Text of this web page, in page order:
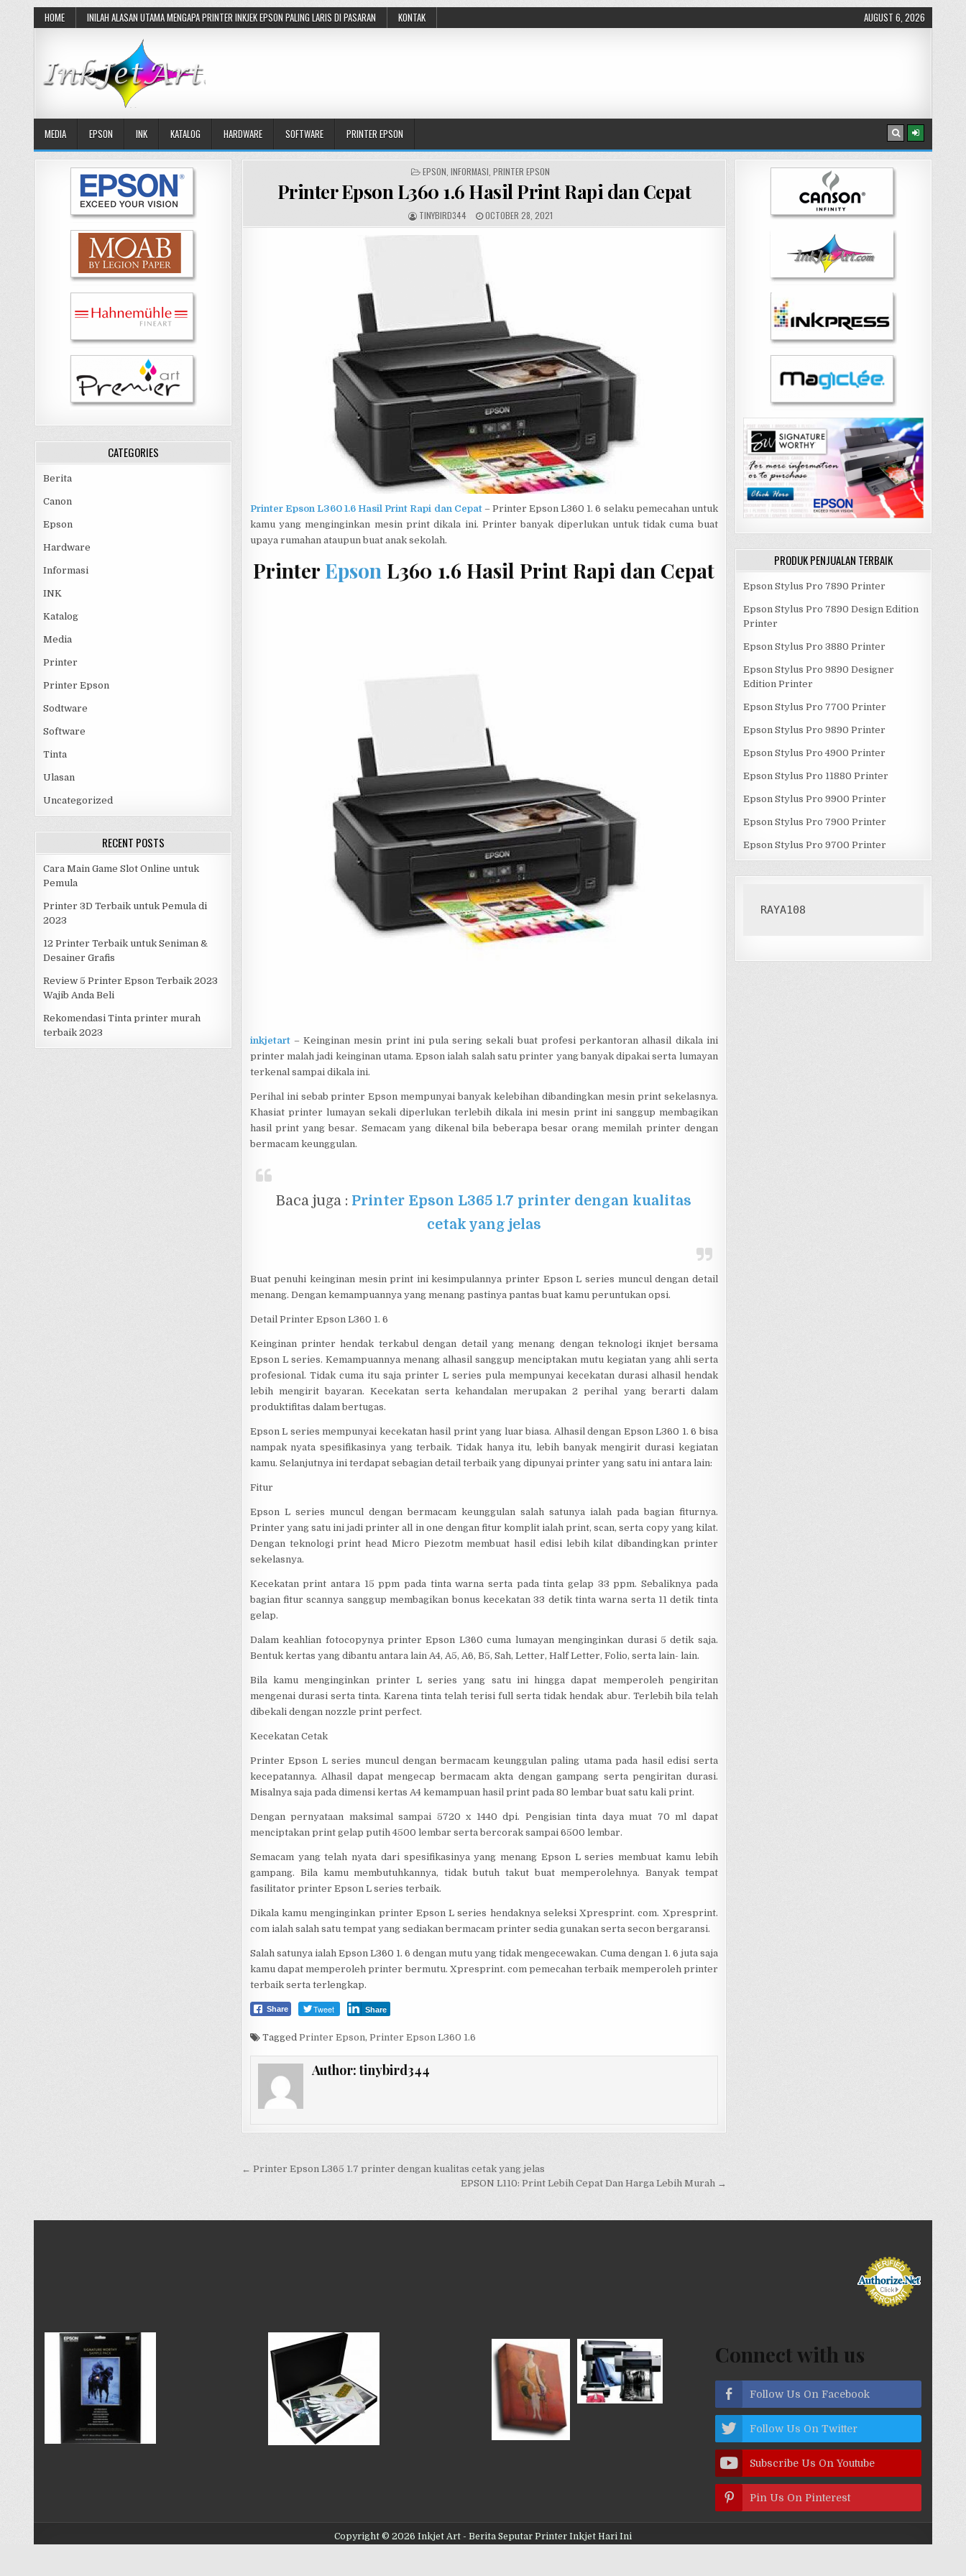
HOME INILAH ALASAN UTAMA MENGAPA PRINTER INKJEK EPSON PALING LARIS DI PASARAN KONTAK AUGUST 6, 2026
MEDIA EPSON INK KATALOG HARDWARE SOFTWARE PRINTER EPSON
POSTED
IN
EPSON INFORMASI PRINTER EPSON
Printer Epson L360 1.6 Hasil Print Rapi dan Cepat
AUTHOR:
TINYBIRD344
PUBLISHED
DATE:
OCTOBER 28, 2021
Printer Epson L360 1.6 Hasil Print Rapi dan Cepat– Printer Epson L360 1. 6 selaku pemecahan untuk
kamu yang menginginkan mesin print dikala ini. Printer banyak diperlukan untuk tidak cuma buat
upaya rumahan ataupun buat anak sekolah.
PrinterEpson L360 1.6 Hasil Print Rapi dan Cepat
inkjetart– Keinginan mesin print ini pula sering sekali buat profesi perkantoran alhasil dikala ini
printer malah jadi keinginan utama. Epson ialah salah satu printer yang banyak dipakai serta lumayan
terkenal sampai dikala ini.
Perihal ini sebab printer Epson mempunyai banyak kelebihan dibandingkan mesin print sekelasnya.
Khasiat printer lumayan sekali diperlukan terlebih dikala ini mesin print ini sanggup membagikan
hasil print yang besar. Semacam yang dikenal bila beberapa besar orang memilah printer dengan
bermacam keunggulan.
Baca juga : Printer Epson L365 1.7 printer dengan kualitas
cetak yang jelas
Buat penuhi keinginan mesin print ini kesimpulannya printer Epson L series muncul dengan detail
menang. Dengan kemampuannya yang menang pastinya pantas buat kamu peruntukan opsi.
Detail Printer Epson L360 1. 6
Keinginan printer hendak terkabul dengan detail yang menang dengan teknologi iknjet bersama
Epson L series. Kemampuannya menang alhasil sanggup menciptakan mutu kegiatan yang ahli serta
profesional. Tidak cuma itu saja printer L series pula mempunyai kecekatan durasi alhasil hendak
lebih mengirit bayaran. Kecekatan serta kehandalan merupakan 2 perihal yang berarti dalam
produktifitas dalam bertugas.
Epson L series mempunyai kecekatan hasil print yang luar biasa. Alhasil dengan Epson L360 1. 6 bisa
nampak nyata spesifikasinya yang terbaik. Tidak hanya itu, lebih banyak mengirit durasi kegiatan
kamu. Selanjutnya ini terdapat sebagian detail terbaik yang dipunyai printer yang satu ini antara lain:
Fitur
Epson L series muncul dengan bermacam keunggulan salah satunya ialah pada bagian fiturnya.
Printer yang satu ini jadi printer all in one dengan fitur komplit ialah print, scan, serta copy yang kilat.
Dengan teknologi print head Micro Piezotm membuat hasil edisi lebih kilat dibandingkan printer
sekelasnya.
Kecekatan print antara 15 ppm pada tinta warna serta pada tinta gelap 33 ppm. Sebaliknya pada
bagian fitur scannya sanggup membagikan bonus kecekatan 33 detik tinta warna serta 11 detik tinta
gelap.
Dalam keahlian fotocopynya printer Epson L360 cuma lumayan menginginkan durasi 5 detik saja.
Bentuk kertas yang dibantu antara lain A4, A5, A6, B5, Sah, Letter, Half Letter, Folio, serta lain- lain.
Bila kamu menginginkan printer L series yang satu ini hingga dapat memperoleh pengiritan
mengenai durasi serta tinta. Karena tinta telah terisi full serta tidak hendak abur. Terlebih bila telah
dibekali dengan nozzle print perfect.
Kecekatan Cetak
Printer Epson L series muncul dengan bermacam keunggulan paling utama pada hasil edisi serta
kecepatannya. Alhasil dapat mengecap bermacam akta dengan gampang serta pengiritan durasi.
Misalnya saja pada dimensi kertas A4 kemampuan hasil print pada 80 lembar buat satu kali print.
Dengan pernyataan maksimal sampai 5720 x 1440 dpi. Pengisian tinta daya muat 70 ml dapat
menciptakan print gelap putih 4500 lembar serta bercorak sampai 6500 lembar.
Semacam yang telah nyata dari spesifikasinya yang menang Epson L series membuat kamu lebih
gampang. Bila kamu membutuhkannya, tidak butuh takut buat memperolehnya. Banyak tempat
fasilitator printer Epson L series terbaik.
Dikala kamu menginginkan printer Epson L series hendaknya seleksi Xpresprint. com. Xpresprint.
com ialah salah satu tempat yang sediakan bermacam printer sedia gunakan serta secon bergaransi.
Salah satunya ialah Epson L360 1. 6 dengan mutu yang tidak mengecewakan. Cuma dengan 1. 6 juta saja
kamu dapat memperoleh printer bermutu. Xpresprint. com pemecahan terbaik memperoleh printer
terbaik serta terlengkap.
Share Tweet Share
Tagged Printer Epson, Printer Epson L360 1.6
Author:tinybird344
Post
← Printer Epson L365 1.7 printer dengan kualitas cetak yang jelas
EPSON L110: Print Lebih Cepat Dan Harga Lebih Murah →
CATEGORIES
Berita
Canon
Epson
Hardware
Informasi
INK
Katalog
Media
Printer
Printer Epson
Sodtware
Software
Tinta
Ulasan
Uncategorized
RECENT POSTS
Cara Main Game Slot Online untuk
Pemula
Printer 3D Terbaik untuk Pemula di
2023
12 Printer Terbaik untuk Seniman &
Desainer Grafis
Review 5 Printer Epson Terbaik 2023
Wajib Anda Beli
Rekomendasi Tinta printer murah
terbaik 2023
PRODUK PENJUALAN TERBAIK
Epson Stylus Pro 7890 Printer
Epson Stylus Pro 7890 Design Edition
Printer
Epson Stylus Pro 3880 Printer
Epson Stylus Pro 9890 Designer
Edition Printer
Epson Stylus Pro 7700 Printer
Epson Stylus Pro 9890 Printer
Epson Stylus Pro 4900 Printer
Epson Stylus Pro 11880 Printer
Epson Stylus Pro 9900 Printer
Epson Stylus Pro 7900 Printer
Epson Stylus Pro 9700 Printer
RAYA108
Connect with us
Follow Us On Facebook
Follow Us On Twitter
Subscribe Us On Youtube
Pin Us On Pinterest
Copyright © 2026 Inkjet Art - Berita Seputar Printer Inkjet Hari Ini